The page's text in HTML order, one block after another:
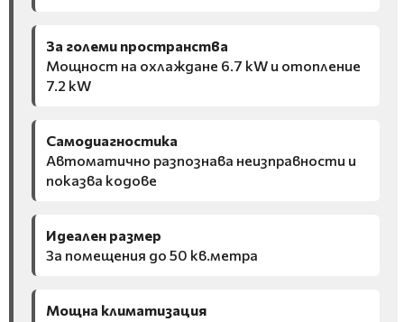
За големи пространства
Мощност на охлаждане 6.7 kW и отопление
7.2 kW
Самодиагностика
Автоматично разпознава неизправности и
показва кодове
Идеален размер
За помещения до 50 кв.метра
Мощна климатизация